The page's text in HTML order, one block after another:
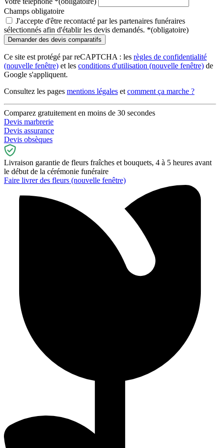
Champs obligatoire
J'accepte d'être recontacté par les partenaires funéraires
sélectionnés afin d'établir les devis demandés. *(obligatoire)
Ce site est protégé par reCAPTCHA : les règles de confidentialité
(nouvelle fenêtre) et les conditions d'utilisation (nouvelle fenêtre) de
Google s'appliquent.
Consultez les pages mentions légales et comment ça marche ?
Comparez gratuitement en moins de 30 secondes
Devis marbrerie
Devis assurance
Devis obsèques
Livraison garantie de fleurs fraîches et bouquets, 4 à 5 heures avant
le début de la cérémonie funéraire
Faire livrer des fleurs (nouvelle fenêtre)